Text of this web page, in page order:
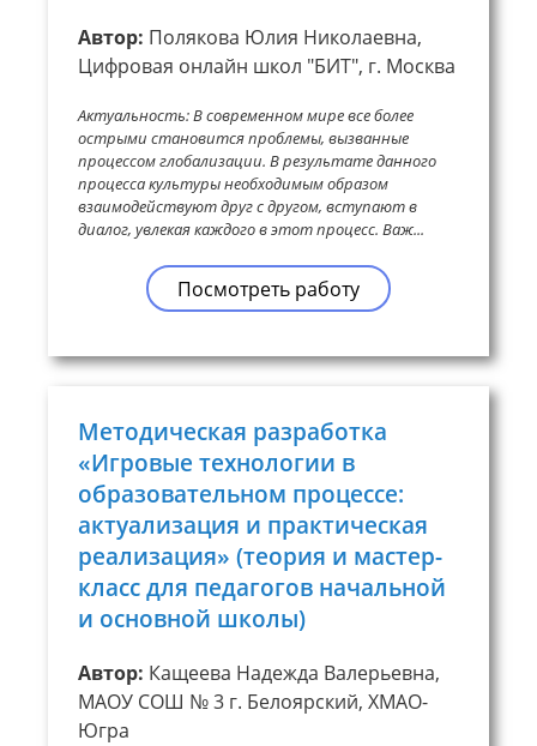
Автор: Полякова Юлия Николаевна,
Цифровая онлайн школ "БИТ", г. Москва
Актуальность: В современном мире все более
острыми становится проблемы, вызванные
процессом глобализации. В результате данного
процесса культуры необходимым образом
взаимодействуют друг с другом, вступают в
диалог, увлекая каждого в этот процесс. Важ...
Посмотреть работу
Методическая разработка
«Игровые технологии в
образовательном процессе:
актуализация и практическая
реализация» (теория и мастер-
класс для педагогов начальной
и основной школы)
Автор: Кащеева Надежда Валерьевна,
МАОУ СОШ № 3 г. Белоярский, ХМАО-
Югра